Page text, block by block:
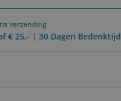
verzending
€ 25,- | 30 Dagen Bedenktijd